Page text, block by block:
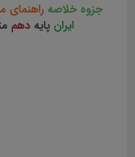
جزوه خلاصه راهنمای
ایران پایهدهم